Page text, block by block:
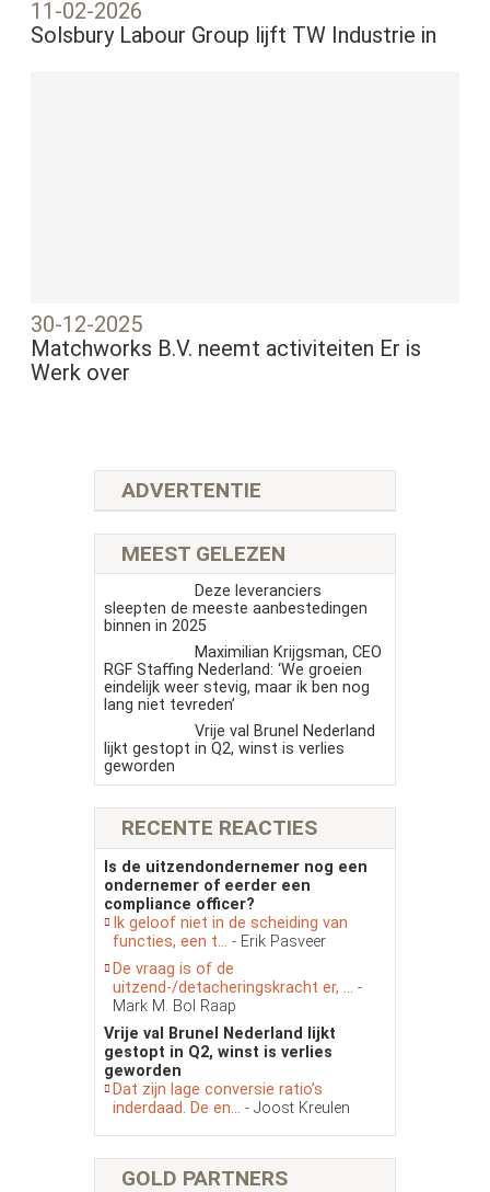
11-02-2026
Solsbury Labour Group lijft TW Industrie in
30-12-2025
Matchworks B.V. neemt activiteiten Er is
Werk over
ADVERTENTIE
MEEST GELEZEN
Deze leveranciers
sleepten de meeste aanbestedingen
binnen in 2025
Maximilian Krijgsman, CEO
RGF Staffing Nederland: ‘We groeien
eindelijk weer stevig, maar ik ben nog
lang niet tevreden’
Vrije val Brunel Nederland
lijkt gestopt in Q2, winst is verlies
geworden
RECENTE REACTIES
Is de uitzendondernemer nog een
ondernemer of eerder een
compliance officer?
Ik geloof niet in de scheiding van
functies, een t... - Erik Pasveer
De vraag is of de
uitzend-/detacheringskracht er, ... -
Mark M. Bol Raap
Vrije val Brunel Nederland lijkt
gestopt in Q2, winst is verlies
geworden
Dat zijn lage conversie ratio’s
inderdaad. De en... - Joost Kreulen
GOLD PARTNERS